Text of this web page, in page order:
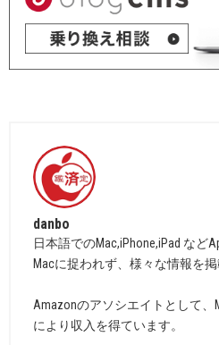
danbo
日本語でのMac,iPhone,iPad など
Macに捉われず、様々な情報を掲
Amazonのアソシエイトとして
により収入を得ています。